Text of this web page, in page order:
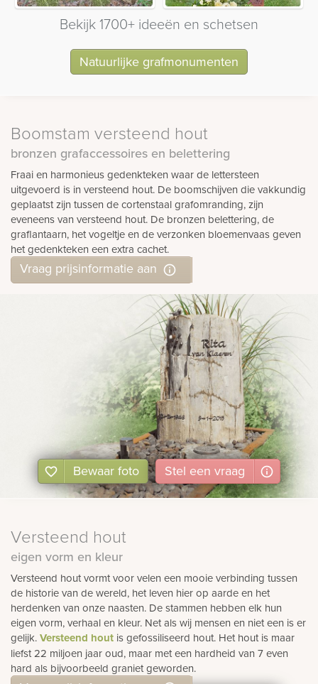
Bekijk 1700+ ideeën en schetsen
Natuurlijke grafmonumenten
Boomstam versteend hout
bronzen grafaccessoires en belettering
Fraai en harmonieus gedenkteken waar de lettersteen
uitgevoerd is in versteend hout. De boomschijven die vakkundig
geplaatst zijn tussen de cortenstaal grafomranding, zijn
eveneens van versteend hout. De bronzen belettering, de
graflantaarn, het vogeltje en de verzonken bloemenvaas geven
het gedenkteken een extra cachet.
Vraag prijsinformatie aan
Bewaar foto Stel een vraag
Versteend hout
eigen vorm en kleur
Versteend hout vormt voor velen een mooie verbinding tussen
de historie van de wereld, het leven hier op aarde en het
herdenken van onze naasten. De stammen hebben elk hun
eigen vorm, verhaal en kleur. Net als wij mensen en niet een is er
gelijk.Versteend hout is gefossiliseerd hout. Het hout is maar
liefst 22 miljoen jaar oud, maar met een hardheid van 7 even
hard als bijvoorbeeld graniet geworden.